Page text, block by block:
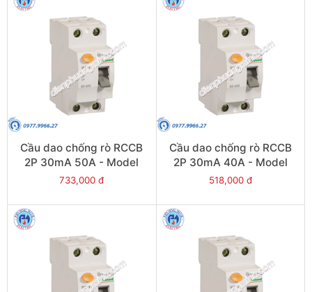
Cầu dao chống rò RCCB
2P 30mA 50A - Model
VLL45N/2050/030
733,000 đ
Cầu dao chống rò RCCB
2P 30mA 40A - Model
VLL45N/2040/030
518,000 đ